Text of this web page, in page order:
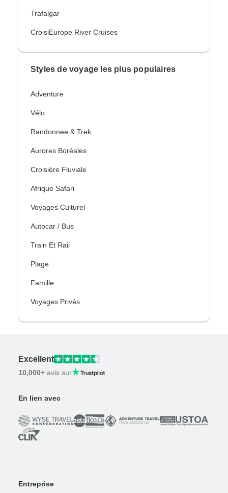
Trafalgar
CroisiEurope River Cruises
Styles de voyage les plus populaires
Adventure
Vélo
Randonnee & Trek
Aurores Boréales
Croisière Fluviale
Afrique Safari
Voyages Culturel
Autocar / Bus
Train Et Rail
Plage
Famille
Voyages Privés
Excellent
10,000+ avis sur
En lien avec
Entreprise